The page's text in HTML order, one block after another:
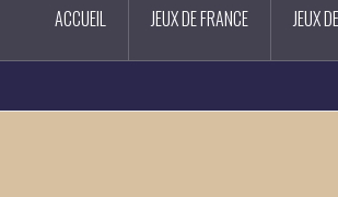
ACCUEIL JEUX DE FRANCE JEUX